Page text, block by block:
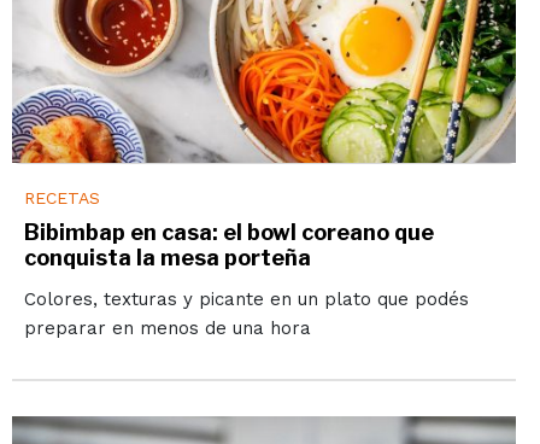
RECETAS
Bibimbap en casa: el bowl coreano que
conquista la mesa porteña
Colores, texturas y picante en un plato que podés
preparar en menos de una hora